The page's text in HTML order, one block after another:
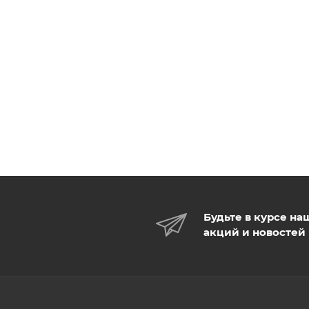
Будьте в курсе
акций и новостей